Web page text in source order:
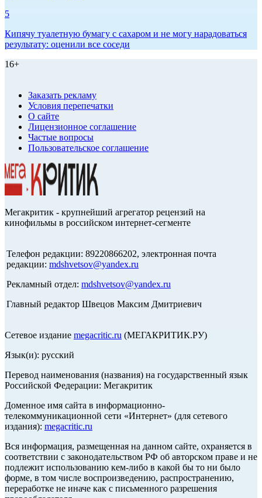
5
Кипячу туалетную бумагу с сахаром и не могу нарадоваться
результату: оценили все соседи
16+
Заказать рекламу
Условия перепечатки
О сайте
Лицензионное соглашение
Частые вопросы
Пользовательское соглашение
Мегакритик - крупнейший агрегатор рецензий на
кинофильмы в российском интернет-сегменте
Телефон редакции: 89220866202, электронная почта
редакции: mdshvetsov@yandex.ru
Рекламный отдел: mdshvetsov@yandex.ru
Главный редактор Швецов Максим Дмитриевич
Сетевое издание megacritic.ru (МЕГАКРИТИК.РУ)
Язык(и): русский
Перевод наименования (названия) на государственный язык
Российской Федерации: Мегакритик
Доменное имя сайта в информационно-
телекоммуникационной сети «Интернет» (для сетевого
издания): megacritic.ru
Вся информация, размещенная на данном сайте, охраняется в
соответствии с законодательством РФ об авторском праве и не
подлежит использованию кем-либо в какой бы то ни было
форме, в том числе воспроизведению, распространению,
переработке не иначе как с письменного разрешения